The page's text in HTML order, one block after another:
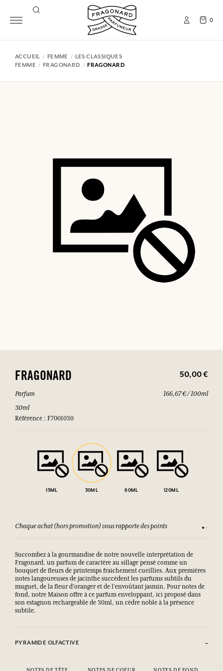
0
ACCUEIL FEMME
LES CLASSIQUES
FEMME
FRAGONARD FRAGONARD
FRAGONARD 50,00 €
Parfum
30ml
Référence : F7001030
166,67 € / 100ml
15ML 30ML 60ML 120ML
Chaque achat (hors promotion) vous rapporte des points
Succombez à la gourmandise de notre nouvelle interprétation de
Fragonard, un parfum de caractère au sillage pensé comme un
bouquet de fleurs de printemps fraichement cueillies. Aux premières
notes langoureuses de jacinthe succèdent les parfums subtils du
muguet, de la fleur d'oranger et de l'envoûtant jasmin. Pour notes de
fond, notre Maison offre à ce parfum enveloppant, ici proposé dans
son estagnon rechargeable de 30ml, un cèdre noble à la présence
subtile.
PYRAMIDE OLFACTIVE